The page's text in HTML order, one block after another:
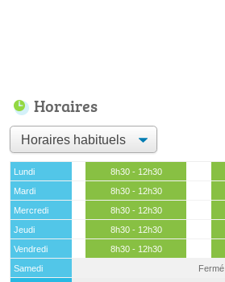
Horaires
Lundi 8h30 - 12h30
Mardi
8h30 - 12h30
Mercredi
8h30 - 12h30
Jeudi
8h30 - 12h30
Vendredi
8h30 - 12h30
Samedi
Fermé